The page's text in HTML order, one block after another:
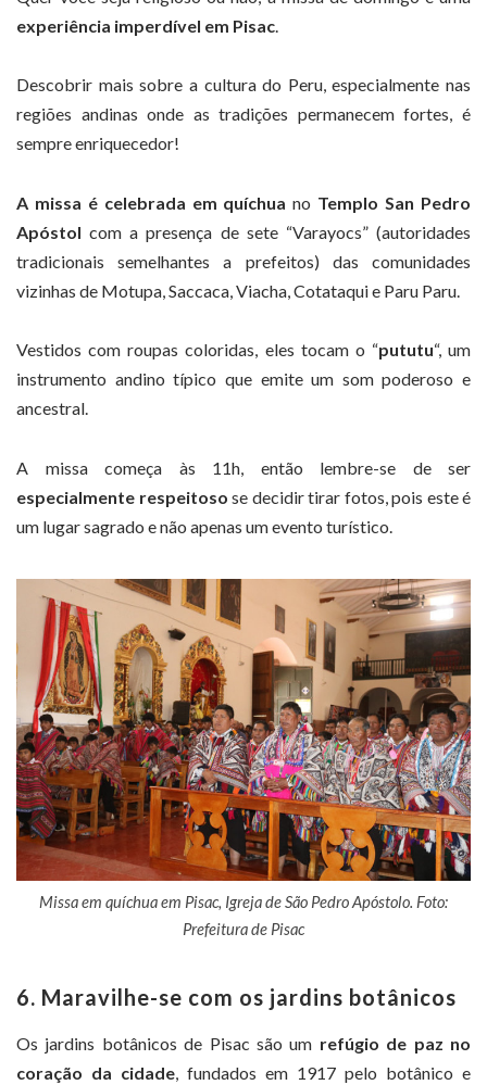
experiência imperdível em Pisac.
Descobrir mais sobre a cultura do Peru, especialmente nas
regiões andinas onde as tradições permanecem fortes, é
sempre enriquecedor!
A missa é celebrada em quíchua no Templo San Pedro
Apóstol com a presença de sete “Varayocs” (autoridades
tradicionais semelhantes a prefeitos) das comunidades
vizinhas de Motupa, Saccaca, Viacha, Cotataqui e Paru Paru.
Vestidos com roupas coloridas, eles tocam o “pututu“, um
instrumento andino típico que emite um som poderoso e
ancestral.
A missa começa às 11h, então lembre-se de ser
especialmente respeitoso se decidir tirar fotos, pois este é
um lugar sagrado e não apenas um evento turístico.
Missa em quíchua em Pisac, Igreja de São Pedro Apóstolo. Foto:
Prefeitura de Pisac
6. Maravilhe-se com os jardins botânicos
Os jardins botânicos de Pisac são um refúgio de paz no
coração da cidade, fundados em 1917 pelo botânico e